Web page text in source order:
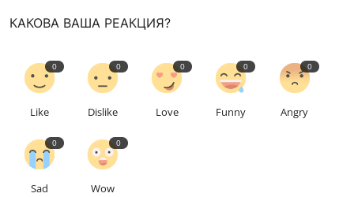
КАКОВА ВАША РЕАКЦИЯ?
0
Like
0
Dislike
0
Love
0
Funny
0
Angry
0
Sad
0
Wow